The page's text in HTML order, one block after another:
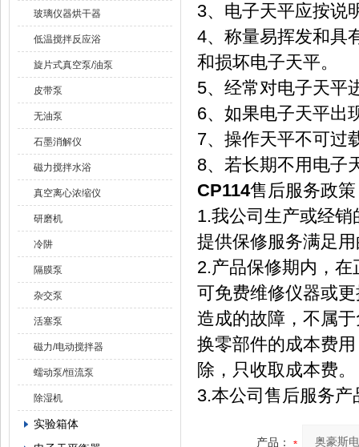
玻璃仪器烘干器
低温搅拌反应浴
旋片式真空泵/油泵
皮带泵
无油泵
石墨消解仪
磁力搅拌水浴
真空离心浓缩仪
研磨机
冷阱
隔膜泵
杂交泵
活塞泵
磁力/电动搅拌器
蠕动泵/恒流泵
除湿机
实验箱体
3、电子天平应按说
4、称量易挥发和具
和损坏电子天平。
5、经常对电子天平
6、如果电子天平出
7、操作天平不可过
8、若长期不用电子
CP114售后服务政
1.我公司生产或经
提供保修服务满足
2.产品保修期内，
可免费维修仪器或
造成的故障，不属
换零部件的成本费
除，只收取成本费。
3.本公司售后服务
产品：